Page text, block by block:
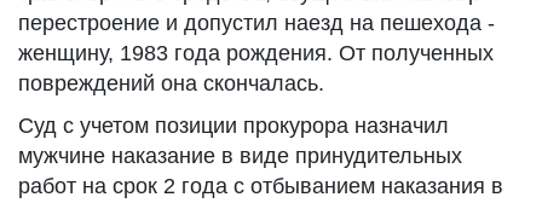
перестроение и допустил наезд на пешехода -
женщину, 1983 года рождения. От полученных
повреждений она скончалась.
Суд с учетом позиции прокурора назначил
мужчине наказание в виде принудительных
работ на срок 2 года с отбыванием наказания в